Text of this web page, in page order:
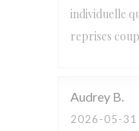
individuelle
reprises
Audrey B
2026-05-31